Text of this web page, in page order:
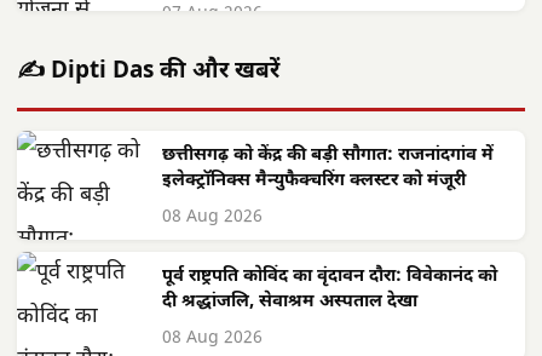
07 Aug 2026
✍️ Dipti Das की और खबरें
छत्तीसगढ़ को केंद्र की बड़ी सौगात: राजनांदगांव में
इलेक्ट्रॉनिक्स मैन्युफैक्चरिंग क्लस्टर को मंजूरी
08 Aug 2026
पूर्व राष्ट्रपति कोविंद का वृंदावन दौरा: विवेकानंद को
दी श्रद्धांजलि, सेवाश्रम अस्पताल देखा
08 Aug 2026